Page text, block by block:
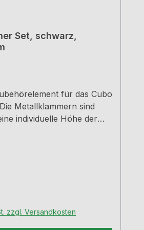
Set, schwarz,
für das Cubo
Metallklammern sind
individuelle Höhe der
8 mm, wenn die Böden
Strebe bündig sein
Stück Regalsystem
zzgl. Versandkosten